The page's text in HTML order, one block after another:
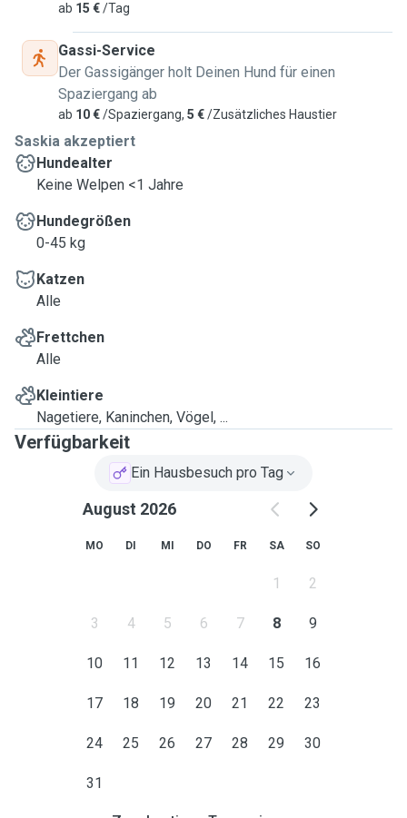
ab 15 €/Tag
Gassi-Service
Der Gassigänger holt Deinen Hund für einen
Spaziergang ab
ab 10 €/Spaziergang, 5 €/Zusätzliches Haustier
Saskia akzeptiert
Hundealter
Keine Welpen <1 Jahre
Hundegrößen
0-45 kg
Katzen
Alle
Frettchen
Alle
Kleintiere
Nagetiere, Kaninchen, Vögel, ...
Verfügbarkeit
Ein Hausbesuch pro Tag
August 2026
MO DI MI DO FR SA SO
1 2
3 4 5 6 7 8 9
10 11 12 13 14 15 16
17 18 19 20 21 22 23
24 25 26 27 28 29 30
31